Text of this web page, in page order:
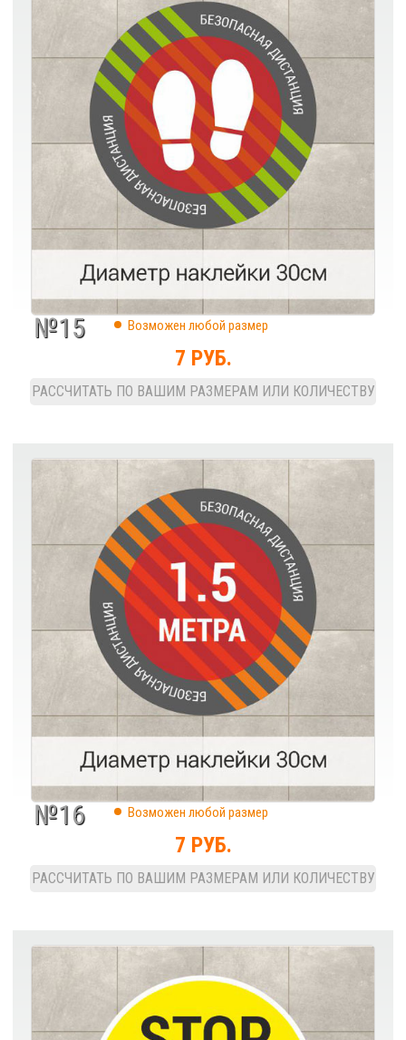
№15 Возможен любой размер
7 РУБ.
РАССЧИТАТЬ ПО ВАШИМ РАЗМЕРАМ ИЛИ КОЛИЧЕСТВУ
№16 Возможен любой размер
7 РУБ.
РАССЧИТАТЬ ПО ВАШИМ РАЗМЕРАМ ИЛИ КОЛИЧЕСТВУ